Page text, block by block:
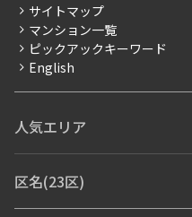
賃料改定
フリーレント
ペット可
ブランドマンション
サイトマップ
マンション一覧
ピックアックキーワード
English
人気エリア
青山・表参道・原宿
区名(23区)